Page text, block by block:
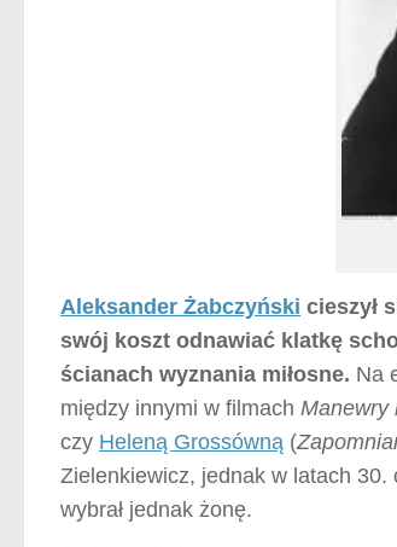
Aleksander Żabczyński cieszył
swój koszt odnawiać klatkę
ścianach wyznania miłosne. Na
między innymi w filmach Manewry
czy Heleną Grossówną (
Zielenkiewicz, jednak w latach 30.
wybrał jednak żonę.